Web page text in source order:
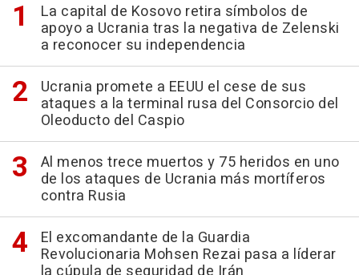
La capital de Kosovo retira símbolos de
apoyo a Ucrania tras la negativa de Zelenski
a reconocer su independencia
Ucrania promete a EEUU el cese de sus
ataques a la terminal rusa del Consorcio del
Oleoducto del Caspio
Al menos trece muertos y 75 heridos en uno
de los ataques de Ucrania más mortíferos
contra Rusia
El excomandante de la Guardia
Revolucionaria Mohsen Rezai pasa a líderar